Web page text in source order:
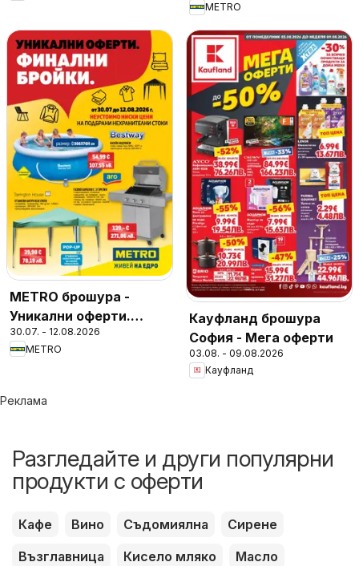
METRO
METRO брошура -
Уникални оферти.
Финални бройки
30.07. - 12.08.2026
METRO
Кауфланд брошура
София - Мега оферти
03.08. - 09.08.2026
Кауфланд
Реклама
Разгледайте и други популярни
продукти с оферти
Кафе Вино Съдомиялна
Сирене
Възглавница
Кисело мляко
Масло